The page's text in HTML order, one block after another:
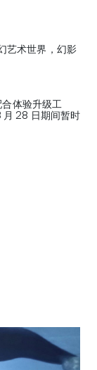
艺术世界，幻影
体验升级工
月 28 日期间暂时